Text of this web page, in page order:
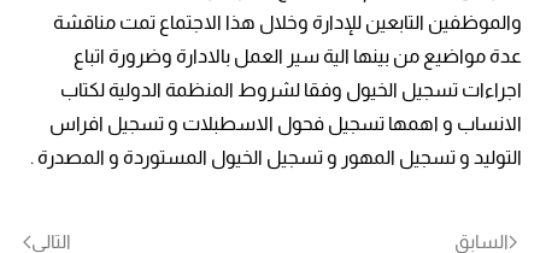
والموظفين التابعين للإدارة وخلال هذا الاجتماع تمت مناقشة
عدة مواضيع من بينها الية سير العمل بالادارة وضرورة اتباع
اجراءات تسجيل الخيول وفقا لشروط المنظمة الدولية لكتاب
الانساب و اهمها تسجيل فحول الاسطبلات و تسجيل افراس
التوليد و تسجيل المهور و تسجيل الخيول المستوردة و المصدرة .
السابق التالي